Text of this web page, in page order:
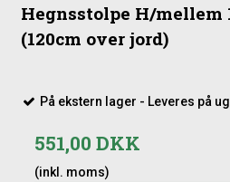
Hegnsstolpe H/mellem
(120cm over jord)
På ekstern lager - Leveres på
551,00 DKK
(inkl. moms)